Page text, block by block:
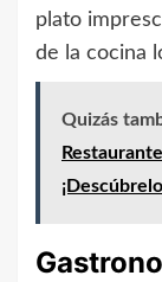
plato
de la cocina
Quizás